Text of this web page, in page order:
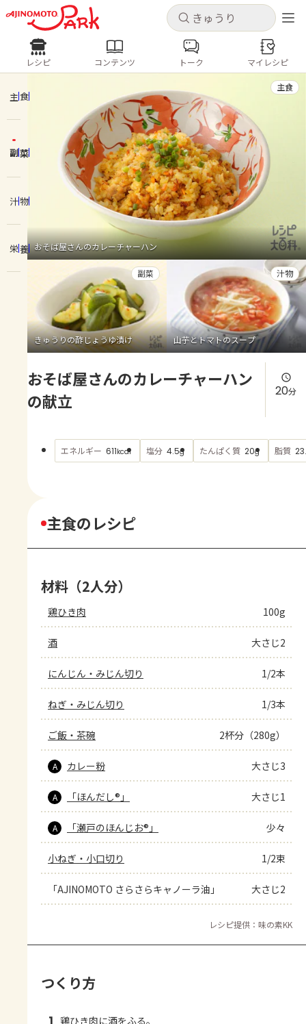
キャンセル
ログインするとレシピを保存できます
ログイン 新規登録
ホーム
コンテンツ
レシピ
トーク
よくあるお問い合わせ
お買い物
AJINOMOTO PARK とは
キャンセル
レシピ コンテンツ
人気の食材・レシピ
きゅうり なす トマト
とうもろこし
ピーマン
みょうが ゴーヤ
レシピ コンテンツ トーク マイレシピ
主食
副菜
汁物
栄養 おそば屋さんのカレーチャーハン
主食
きゅうりの酢じょうゆ漬け
副菜
山芋とトマトのスープ
汁物
おそば屋さんのカレーチャーハン
の献立
20分
エネルギー 611kcal 塩分 4.5g たんぱく質 20g 脂質
主食のレシピ
材料（2人分）
鶏ひき肉 100g
酒 大さじ2
にんじん・みじん切り 1/2本
ねぎ・みじん切り 1/3本
ご飯・茶碗 2杯分（280g）
A カレー粉 大さじ3
A 「ほんだし®」 大さじ1
A 「瀬戸のほんじお®」 少々
小ねぎ・小口切り 1/2束
「AJINOMOTO さらさらキャノーラ油」 大さじ2
レシピ提供：味の素KK
つくり方
鶏ひき肉に酒をふる。